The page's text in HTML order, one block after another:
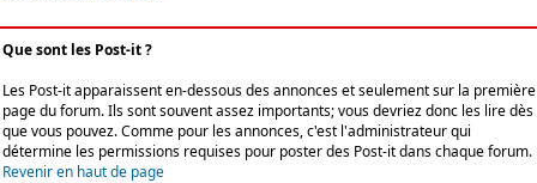
Que sont les Post-it ?
Les Post-it apparaissent en-dessous des annonces et seulement sur la première
page du forum. Ils sont souvent assez importants; vous devriez donc les lire dès
que vous pouvez. Comme pour les annonces, c'est l'administrateur qui
détermine les permissions requises pour poster des Post-it dans chaque forum.
Revenir en haut de page